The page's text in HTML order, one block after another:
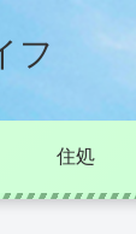
フ
住処